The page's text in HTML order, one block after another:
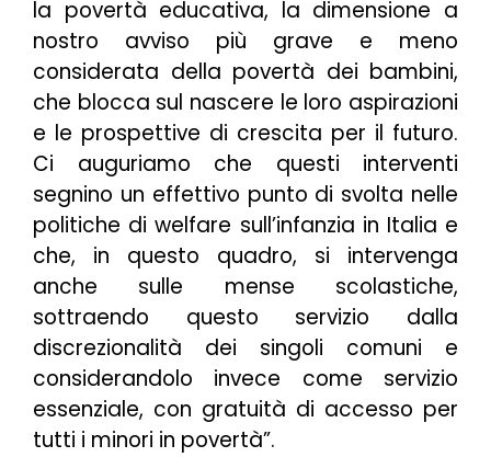
la povertà educativa, la dimensione a
nostro avviso più grave e meno
considerata della povertà dei bambini,
che blocca sul nascere le loro aspirazioni
e le prospettive di crescita per il futuro.
Ci auguriamo che questi interventi
segnino un effettivo punto di svolta nelle
politiche di welfare sull’infanzia in Italia e
che, in questo quadro, si intervenga
anche sulle mense scolastiche,
sottraendo questo servizio dalla
discrezionalità dei singoli comuni e
considerandolo invece come servizio
essenziale, con gratuità di accesso per
tutti i minori in povertà”.